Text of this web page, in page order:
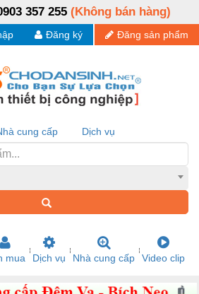
357 255 (Không bán hàng)
Đăng sản phẩm
Đăng ký
cung cấp Dịch vụ
mua Dịch vụ Nhà cung cấp Video clip